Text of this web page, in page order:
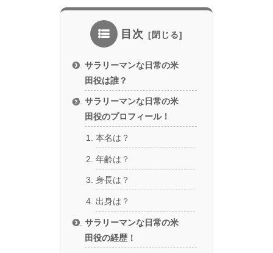
目次
サラリーマンな日常の米
田役は誰？
サラリーマンな日常の米
田役のプロフィール！
本名は？
年齢は？
身長は？
出身は？
サラリーマンな日常の米
田役の経歴！